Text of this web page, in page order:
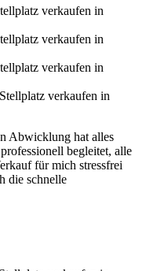
Abwicklung hat alles
begleitet, alle
für mich stressfrei
die schnelle